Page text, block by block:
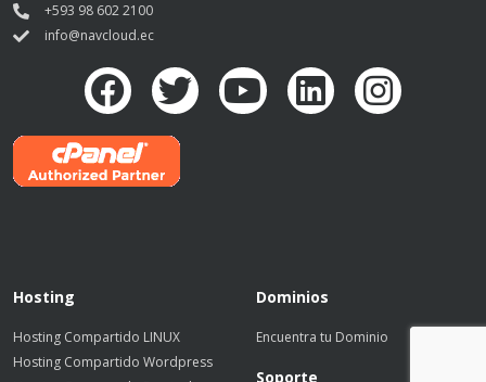
+593 98 602 2100
info@navcloud.ec
Hosting
Hosting Compartido LINUX
Hosting Compartido Wordpress
Dominios
Encuentra tu Dominio
Soporte